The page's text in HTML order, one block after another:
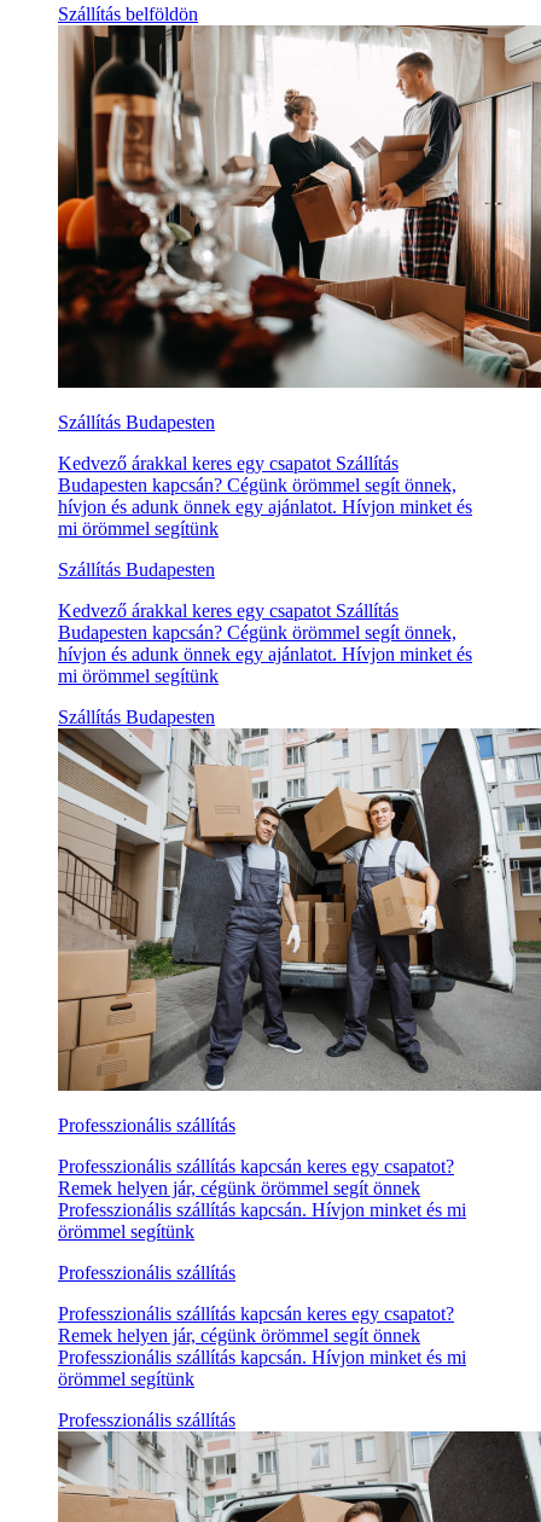
Szállítás belföldön
Szállítás Budapesten
Kedvező árakkal keres egy csapatot Szállítás
Budapesten kapcsán? Cégünk örömmel segít önnek,
hívjon és adunk önnek egy ajánlatot. Hívjon minket és
mi örömmel segítünk
Szállítás Budapesten
Kedvező árakkal keres egy csapatot Szállítás
Budapesten kapcsán? Cégünk örömmel segít önnek,
hívjon és adunk önnek egy ajánlatot. Hívjon minket és
mi örömmel segítünk
Szállítás Budapesten
Professzionális szállítás
Professzionális szállítás kapcsán keres egy csapatot?
Remek helyen jár, cégünk örömmel segít önnek
Professzionális szállítás kapcsán. Hívjon minket és mi
örömmel segítünk
Professzionális szállítás
Professzionális szállítás kapcsán keres egy csapatot?
Remek helyen jár, cégünk örömmel segít önnek
Professzionális szállítás kapcsán. Hívjon minket és mi
örömmel segítünk
Professzionális szállítás